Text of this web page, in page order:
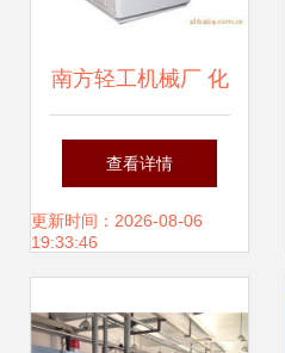
南方轻工机械厂 化
工成型设备产品列
表
查看详情
更新时间：2026-08-06
19:33:46